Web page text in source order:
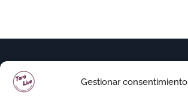
Gestionar consentimiento